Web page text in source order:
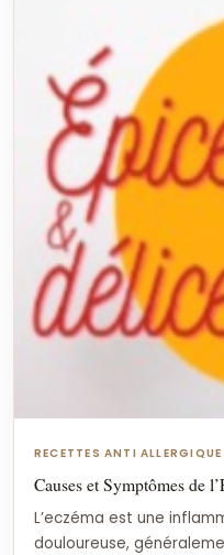
RECETTES ANTI ALLERGIQUE
Causes et Symptômes de
L’eczéma est une
douloureuse,